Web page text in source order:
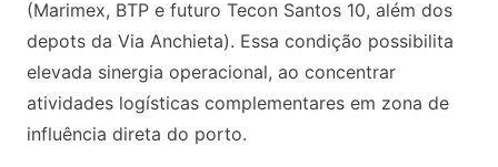
(Marimex, BTP e futuro Tecon Santos 10, além dos
depots da Via Anchieta). Essa condição possibilita
elevada sinergia operacional, ao concentrar
atividades logísticas complementares em zona de
influência direta do porto.